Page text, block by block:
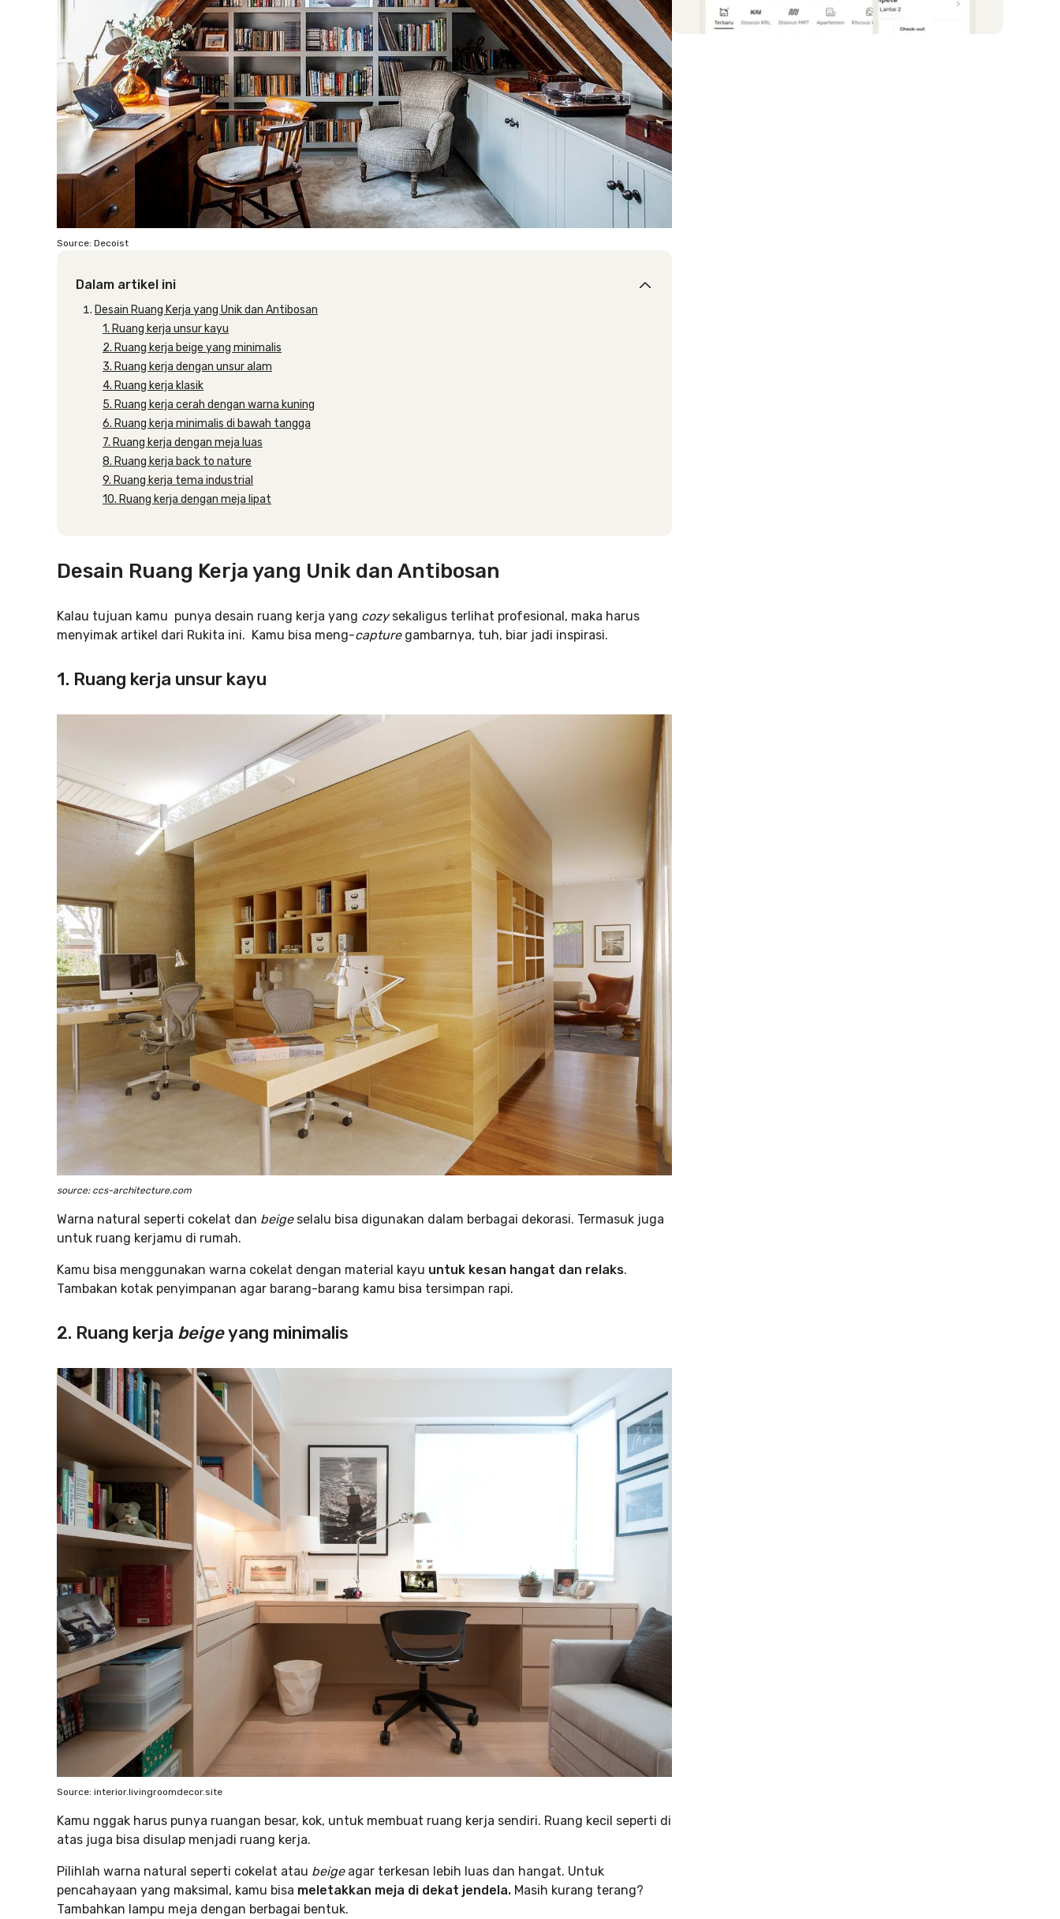
Source: Decoist
Dalam artikel ini
Desain Ruang Kerja yang Unik dan Antibosan
1. Ruang kerja unsur kayu
2. Ruang kerja beige yang minimalis
3. Ruang kerja dengan unsur alam
4. Ruang kerja klasik
5. Ruang kerja cerah dengan warna kuning
6. Ruang kerja minimalis di bawah tangga
7. Ruang kerja dengan meja luas
8. Ruang kerja back to nature
9. Ruang kerja tema industrial
10. Ruang kerja dengan meja lipat
Desain Ruang Kerja yang Unik dan Antibosan
Kalau tujuan kamu punya desain ruang kerja yang cozysekaligus terlihat profesional, maka harus
menyimak artikel dari Rukita ini. Kamu bisa meng-capture gambarnya, tuh, biar jadi inspirasi.
1. Ruang kerja unsur kayu
source: ccs-architecture.com
Warna natural seperti cokelat dan beigeselalu bisa digunakan dalam berbagai dekorasi. Termasuk juga
untuk ruang kerjamu di rumah.
Kamu bisa menggunakan warna cokelat dengan material kayu untuk kesan hangat dan relaks.
Tambakan kotak penyimpanan agar barang-barang kamu bisa tersimpan rapi.
2. Ruang kerja beigeyang minimalis
Source: interior.livingroomdecor.site
Kamu nggak harus punya ruangan besar, kok, untuk membuat ruang kerja sendiri. Ruang kecil seperti di
atas juga bisa disulap menjadi ruang kerja.
Pilihlah warna natural seperti cokelat atau beigeagar terkesan lebih luas dan hangat. Untuk
pencahayaan yang maksimal, kamu bisa meletakkan meja di dekat jendela. Masih kurang terang?
Tambahkan lampu meja dengan berbagai bentuk.